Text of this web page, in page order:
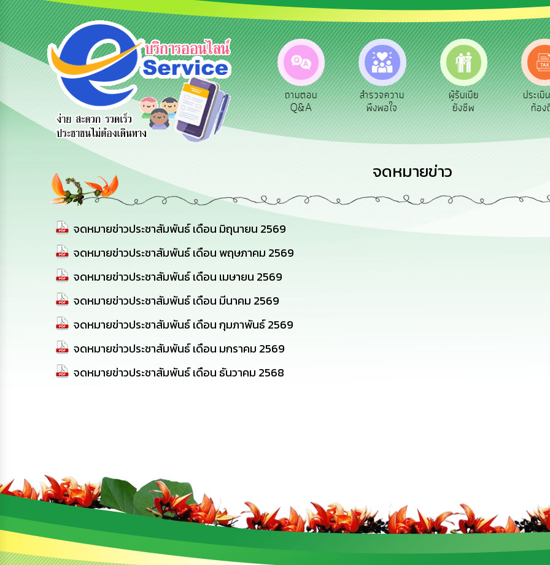
ร้องเรียน
การทุจริต
ร้องเรียน
การบริหาร
ทรัพยากร
บุคคล
e-Service
บริการ
ออนไลน์
ถามตอบ
Q&A
สำรวจความ
พึงพอใจ
ผู้รับเบีย
ยังชีพ
ประเ
ท้อ
จดหมายข่าว
จดหมายข่าวประชาสัมพันธ์ เดือน มิถุนายน 2569
จดหมายข่าวประชาสัมพันธ์ เดือน พฤษภาคม 2569
จดหมายข่าวประชาสัมพันธ์ เดือน เมษายน 2569
จดหมายข่าวประชาสัมพันธ์ เดือน มีนาคม 2569
จดหมายข่าวประชาสัมพันธ์ เดือน กุมภาพันธ์ 2569
จดหมายข่าวประชาสัมพันธ์ เดือน มกราคม 2569
จดหมายข่าวประชาสัมพันธ์ เดือน ธันวาคม 2568